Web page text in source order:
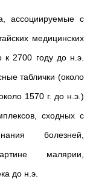
ассоциируемые с
медицинских
к 2700 году до н.э.
таблички (около
1570 г. до н.э.)
сходных с
болезней,
малярии,
до н.э.